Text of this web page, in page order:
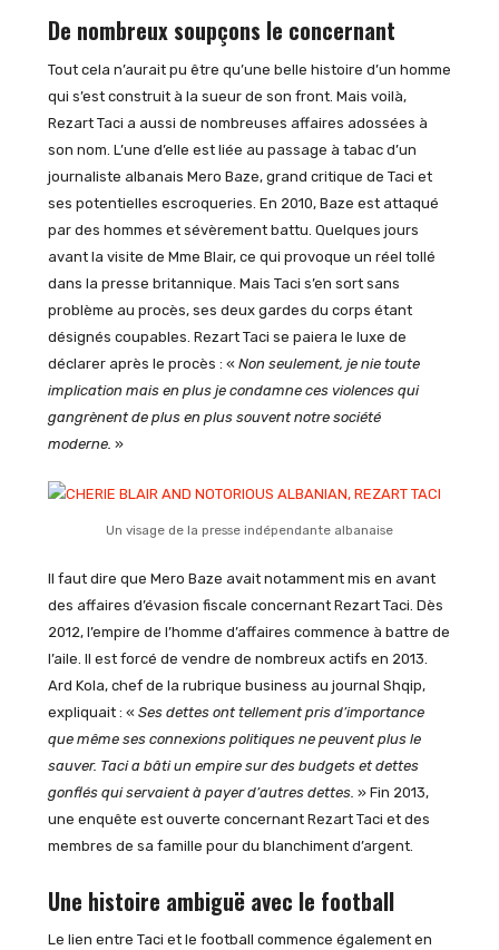
De nombreux soupçons le concernant
Tout cela n’aurait pu être qu’une belle histoire d’un homme
qui s’est construit à la sueur de son front. Mais voilà,
Rezart Taci a aussi de nombreuses affaires adossées à
son nom. L’une d’elle est liée au passage à tabac d’un
journaliste albanais Mero Baze, grand critique de Taci et
ses potentielles escroqueries. En 2010, Baze est attaqué
par des hommes et sévèrement battu. Quelques jours
avant la visite de Mme Blair, ce qui provoque un réel tollé
dans la presse britannique. Mais Taci s’en sort sans
problème au procès, ses deux gardes du corps étant
désignés coupables. Rezart Taci se paiera le luxe de
déclarer après le procès : « Non seulement, je nie toute
implication mais en plus je condamne ces violences qui
gangrènent de plus en plus souvent notre société
moderne. »
Un visage de la presse indépendante albanaise
Il faut dire que Mero Baze avait notamment mis en avant
des affaires d’évasion fiscale concernant Rezart Taci. Dès
2012, l’empire de l’homme d’affaires commence à battre de
l’aile. Il est forcé de vendre de nombreux actifs en 2013.
Ard Kola, chef de la rubrique business au journal Shqip,
expliquait : « Ses dettes ont tellement pris d’importance
que même ses connexions politiques ne peuvent plus le
sauver. Taci a bâti un empire sur des budgets et dettes
gonflés qui servaient à payer d’autres dettes. » Fin 2013,
une enquête est ouverte concernant Rezart Taci et des
membres de sa famille pour du blanchiment d’argent.
Une histoire ambiguë avec le football
Le lien entre Taci et le football commence également en